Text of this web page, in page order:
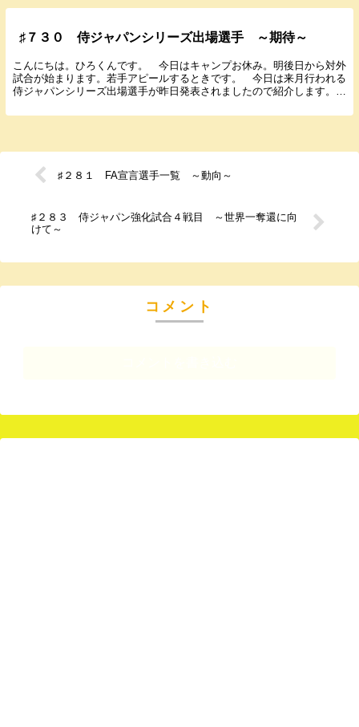
♯７３０ 侍ジャパンシリーズ出場選手 ～期待～
こんにちは。ひろくんです。 今日はキャンプお休み。明後日から対外
試合が始まります。若手アピールするときです。 今日は来月行われる
侍ジャパンシリーズ出場選手が昨日発表されましたので紹介します。
♯２８１ FA宣言選手一覧 ～動向～
♯２８３ 侍ジャパン強化試合４戦目 ～世界一奪還に向
けて～
コメント